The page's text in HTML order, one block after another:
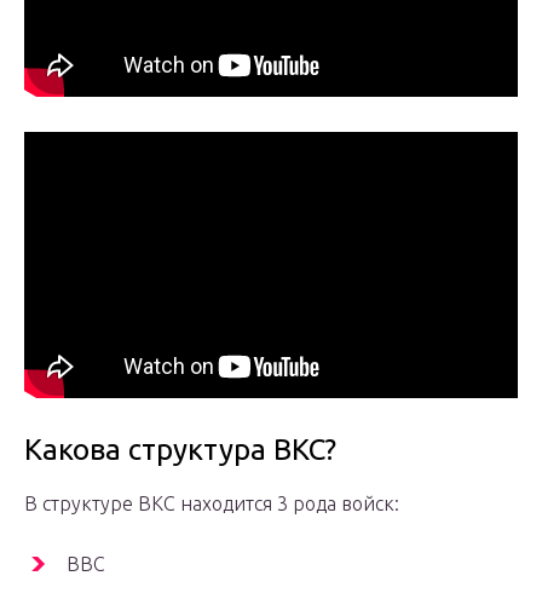
Какова структура ВКС?
В структуре ВКС находится 3 рода войск:
ВВС